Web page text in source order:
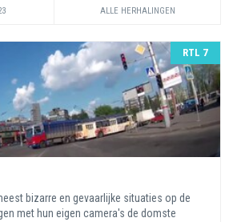
ALLE HERHALINGEN
RTL 7
bizarre en gevaarlijke situaties op de
met hun eigen camera's de domste